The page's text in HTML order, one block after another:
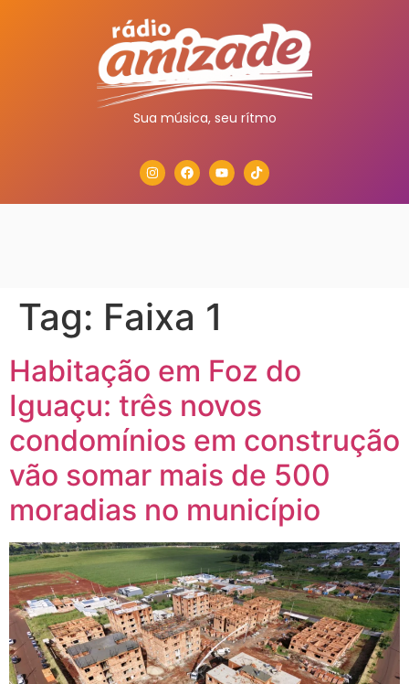
Sua música, seu rítmo
Tag: Faixa 1
Habitação em Foz do
Iguaçu: três novos
condomínios em construção
vão somar mais de 500
moradias no município